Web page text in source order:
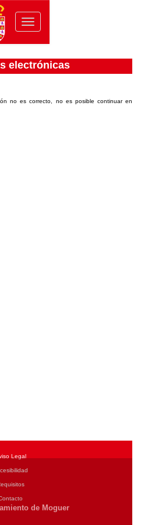
Toggle
navigation
electrónicas
no es correcto, no es posible continuar en
Legal
de Moguer